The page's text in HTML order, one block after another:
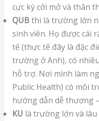
cực kỳ cởi mở và thân
QUBthì là trường lớn
sinh viên. Họ được cái
tế (thực tế đây là đặc
trường ở Anh), có
hỗ trợ. Nơi mình làm
Public Health) có môi
hướng dẫn dễ thương
KU là trường lớn và